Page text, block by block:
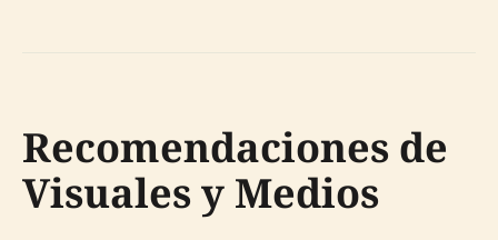
Recomendaciones de
Visuales y Medios